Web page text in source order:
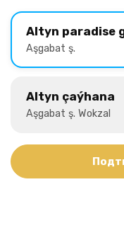
Altyn paradise
Aşgabat ş.
Altyn çaýhana
Aşgabat ş. Wokzal